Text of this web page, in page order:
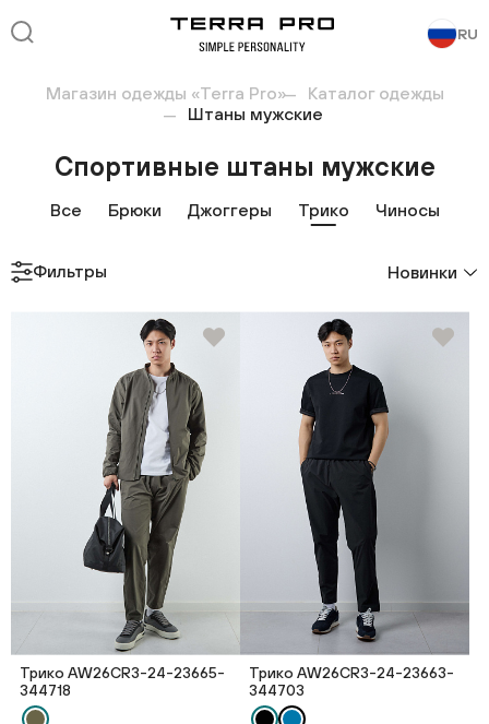
RU
Магазин одежды «Terra Pro»
Каталог одежды
Штаны мужские
Спортивные штаны мужские
Все Брюки Джоггеры Трико Чиносы
Фильтры Новинки
Трико AW26CR3-24-23665-
344718
Трико AW26CR3-24-23663-
344703